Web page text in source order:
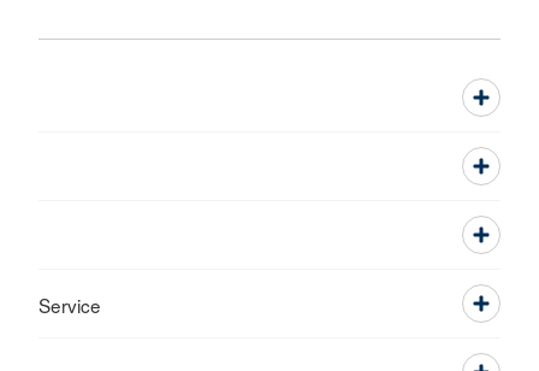
Service